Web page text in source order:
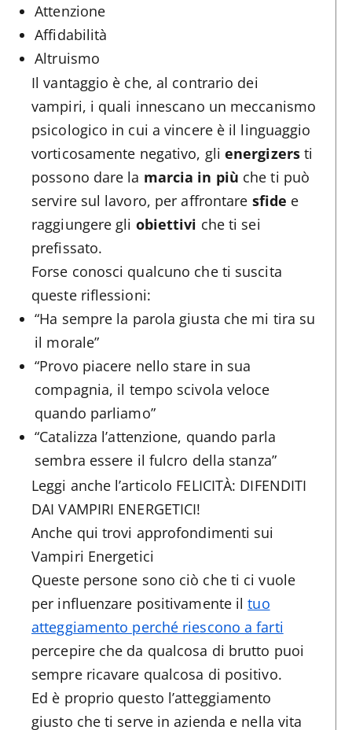
Attenzione
Affidabilità
Altruismo
Il vantaggio è che, al contrario dei
vampiri, i quali innescano un meccanismo
psicologico in cui a vincere è il linguaggio
vorticosamente negativo, gli energizersti
possono dare la marcia in più che ti può
servire sul lavoro, per affrontare sfide e
raggiungere gli obiettivi che ti sei
prefissato.
Forse conosci qualcuno che ti suscita
queste riflessioni:
“Ha sempre la parola giusta che mi tira su
il morale”
“Provo piacere nello stare in sua
compagnia, il tempo scivola veloce
quando parliamo”
“Catalizza l’attenzione, quando parla
sembra essere il fulcro della stanza”
Leggi anche l’articolo FELICITÀ: DIFENDITI
DAI VAMPIRI ENERGETICI!
Anche qui trovi approfondimenti sui
Vampiri Energetici
Queste persone sono ciò che ti ci vuole
per influenzare positivamente iltuo
atteggiamento perché riescono a farti
percepire che da qualcosa di brutto puoi
sempre ricavare qualcosa di positivo.
Ed è proprio questo l’atteggiamento
giusto che ti serve in azienda e nella vita